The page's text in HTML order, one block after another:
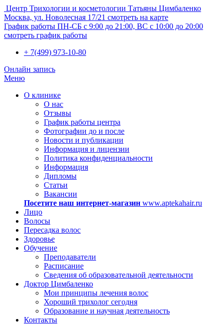
Центр Трихологии и косметологии Татьяны Цимбаленко
Москва, ул. Новолесная 17/21 смотреть на карте
График работы ПН-СБ с 9:00 до 21:00, ВС с 10:00 до 20:00
смотреть график работы
+ 7(499) 973-10-80
Онлайн запись
Меню
О клинике
О нас
Отзывы
График работы центра
Фотографии до и после
Новости и публикации
Информация и лицензии
Политика конфиденциальности
Информация
Дипломы
Статьи
Вакансии
Посетите наш интернет-магазин www.aptekahair.ru
Лицо
Волосы
Пересадка волос
Здоровье
Обучение
Преподаватели
Расписание
Сведения об образовательной деятельности
Доктор Цимбаленко
Мои принципы лечения волос
Хороший трихолог сегодня
Образование и научная деятельность
Контакты